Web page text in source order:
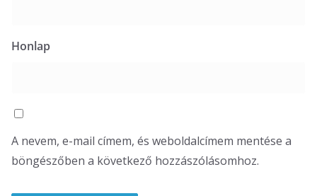
Honlap
A nevem, e-mail címem, és weboldalcímem mentése a
böngészőben a következő hozzászólásomhoz.